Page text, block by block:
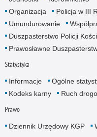
Organizacja
Policja w III
Umundurowanie
Duszpasterstwo Policji
Prawosławne
Statystyka
Informacje Ogólne
Kodeks karny
Ruch
Prawo
Dziennik Urzędowy KGP